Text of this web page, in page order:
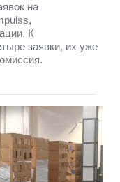
на
К
заявки, их уже